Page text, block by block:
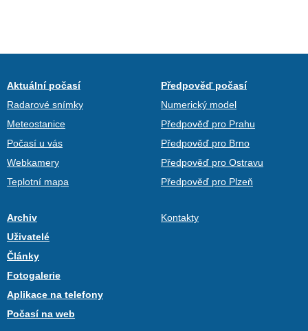
Aktuální počasí
Radarové snímky
Meteostanice
Počasí u vás
Webkamery
Teplotní mapa
Předpověď počasí
Numerický model
Předpověď pro Prahu
Předpověď pro Brno
Předpověď pro Ostravu
Předpověď pro Plzeň
Archiv
Uživatelé
Články
Fotogalerie
Aplikace na telefony
Počasí na web
Kontakty